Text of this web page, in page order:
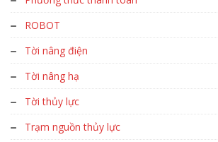
ROBOT
Tời nâng điện
Tời nâng hạ
Tời thủy lực
Trạm nguồn thủy lực